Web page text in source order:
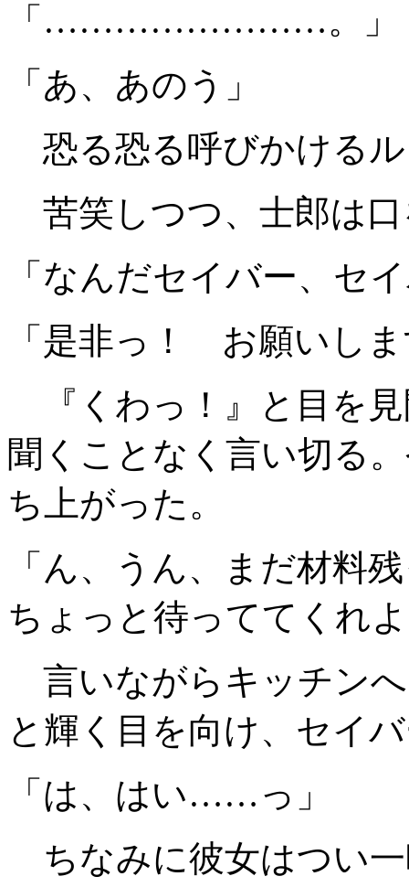
「……………………。」
「あ、あのう」
恐る恐る呼びかける
苦笑しつつ、士郎は
「なんだセイバー、セ
「是非っ！ お願いし
『くわっ！』と目を
聞くことなく言い切る
ち上がった。
「ん、うん、まだ材料
ちょっと待っててくれ
言いながらキッチン
と輝く目を向け、セイ
「は、はい……っ」
ちなみに彼女はつい